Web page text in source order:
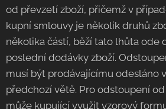
od převzetí zboží, přičemž v
kupní smlouvy je několik druhů
několika částí, běží tato lhůta ode
poslední dodávky zboží.
musí být prodávajícímu odesláno
předchozí větě. Pro odstoupení
může kupující využit vzorový